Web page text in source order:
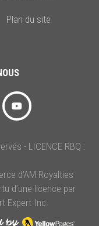
moi
Plan du site
- LICENCE RBQ :
d’AM Royalties
d’une licence par
Expert Inc.